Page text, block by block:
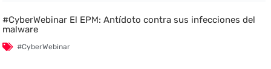
#CyberWebinar El EPM: Antídoto contra sus infecciones del
malware
#CyberWebinar